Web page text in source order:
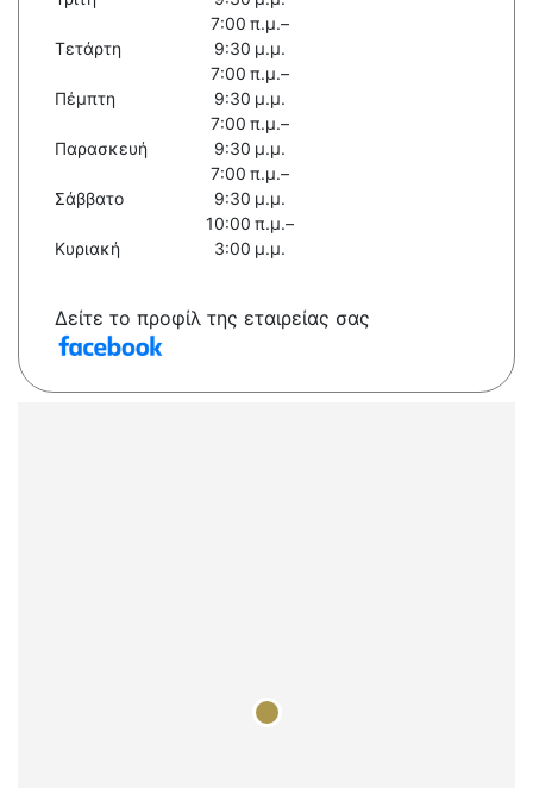
Τετάρτη
7:00 π.μ.–
9:30 μ.μ.
Πέμπτη
7:00 π.μ.–
9:30 μ.μ.
Παρασκευή
7:00 π.μ.–
9:30 μ.μ.
Σάββατο
7:00 π.μ.–
9:30 μ.μ.
Κυριακή
10:00 π.μ.–
3:00 μ.μ.
Δείτε το προφίλ της εταιρείας σας